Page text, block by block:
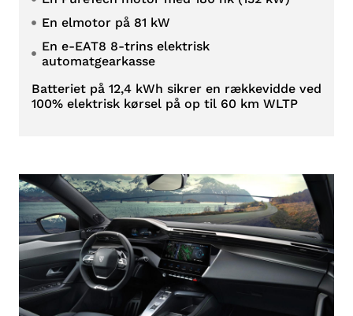
En elmotor på 81 kW
En e-EAT8 8-trins elektrisk
automatgearkasse
Batteriet på 12,4 kWh sikrer en rækkevidde ved
100% elektrisk kørsel på op til 60 km WLTP